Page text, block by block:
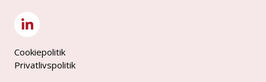
Cookiepolitik
Privatlivspolitik